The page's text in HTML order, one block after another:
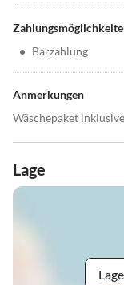
• Barzahlung
Anmerkungen
Wäschepaket inklusive
Lage